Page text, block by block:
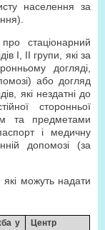
населення за
стаціонарний
І, ІІ групи, які за
догляді,
або догляд
які нездатні до
сторонньої
та предметами
і медичну
допомозі (за
можуть надати
у
Центр